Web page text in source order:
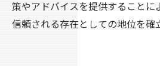
策やアドバイスを提供することに
信頼される存在としての地位を確